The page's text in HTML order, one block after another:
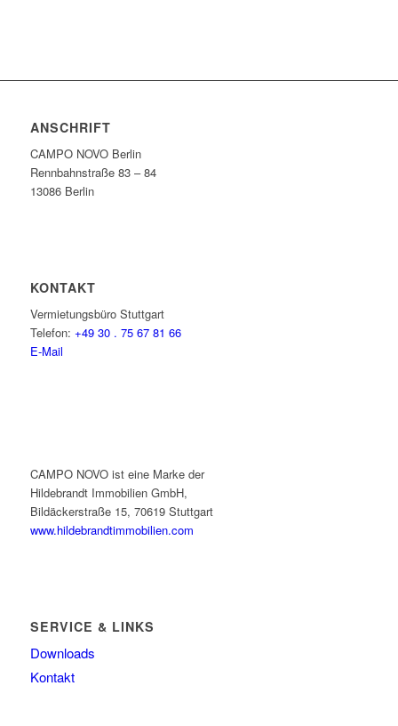
ANSCHRIFT
CAMPO NOVO Berlin
Rennbahnstraße 83 – 84
13086 Berlin
KONTAKT
Vermietungsbüro Stuttgart
Telefon: +49 30 . 75 67 81 66
E-Mail
CAMPO NOVO ist eine Marke der
Hildebrandt Immobilien GmbH,
Bildäckerstraße 15, 70619 Stuttgart
www.hildebrandtimmobilien.com
SERVICE & LINKS
Downloads
Kontakt